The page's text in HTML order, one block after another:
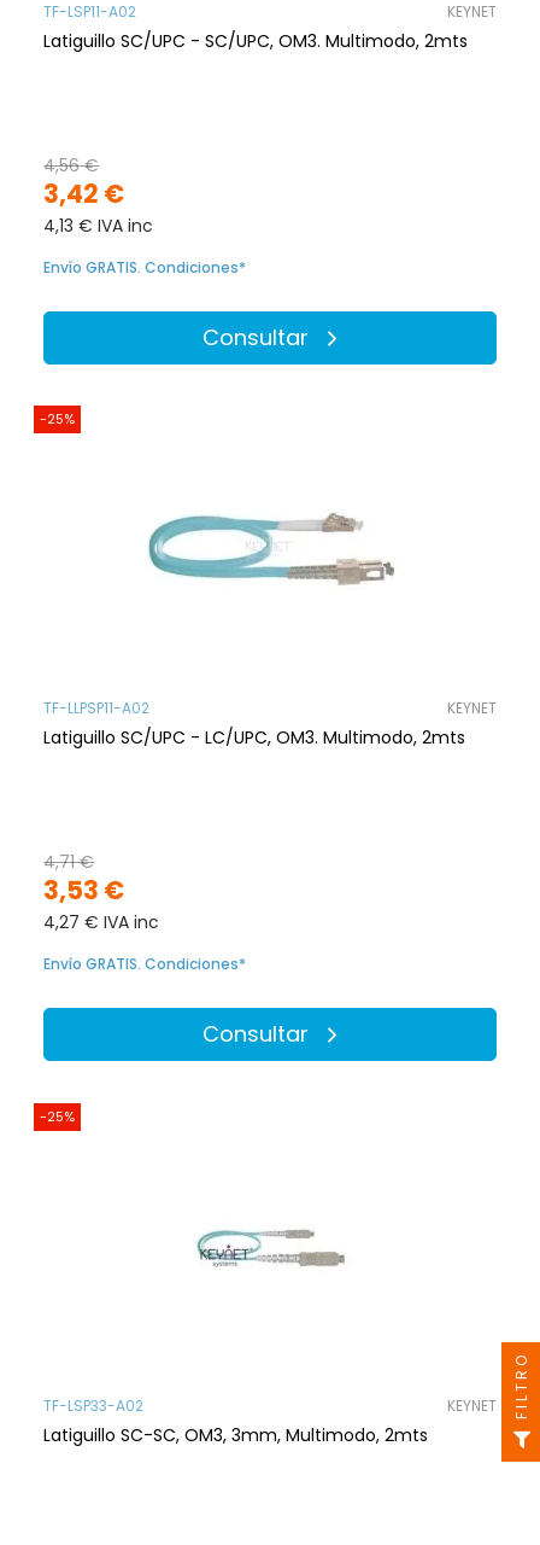
TF-LSP11-A02 KEYNET
Latiguillo SC/UPC - SC/UPC, OM3. Multimodo, 2mts
3,42 €
4,56 €
4,13 € IVA inc
Envío GRATIS. Condiciones*
Consultar
-25%
TF-LLPSP11-A02 KEYNET
Latiguillo SC/UPC - LC/UPC, OM3. Multimodo, 2mts
3,53 €
4,71 €
4,27 € IVA inc
Envío GRATIS. Condiciones*
Consultar
-25%
TF-LSP33-A02 KEYNET
Latiguillo SC-SC, OM3, 3mm, Multimodo, 2mts
FILTRO